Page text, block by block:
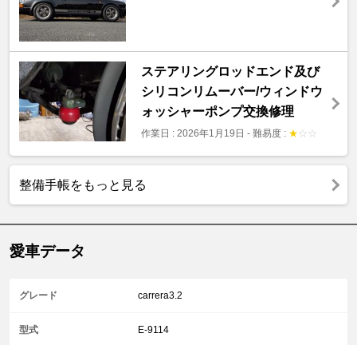
ステアリングロッドエンド及び
シリコンリムーバー/ウィンドウ
ォッシャーポンプ交換修理
作業日 : 2026年1月19日 - 難易度 : ★ ☆ ☆
整備手帳をもっと見る
愛車データ
グレード carrera3.2
型式 E-9114